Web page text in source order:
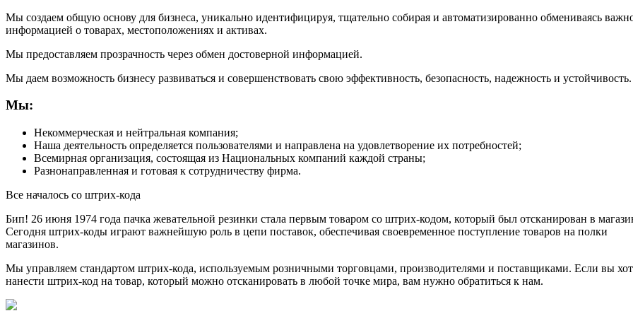
Мы создаем общую основу для бизнеса, уникально идентифицируя, тщательно собирая и автоматизированно обмениваясь
информацией о товарах, местоположениях и активах.
Мы предоставляем прозрачность через обмен достоверной информацией.
Мы даем возможность бизнесу развиваться и совершенствовать свою эффективность, безопасность, надежность и устойчивость.
Мы:
Некоммерческая и нейтральная компания;
Наша деятельность определяется пользователями и направлена на удовлетворение их потребностей;
Всемирная организация, состоящая из Национальных компаний каждой страны;
Разнонаправленная и готовая к сотрудничеству фирма.
Все началось со штрих-кода
Бип! 26 июня 1974 года пачка жевательной резинки стала первым товаром со штрих-кодом, который был отсканирован в
Сегодня штрих-коды играют важнейшую роль в цепи поставок, обеспечивая своевременное поступление товаров на полки
магазинов.
Мы управляем стандартом штрих-кода, используемым розничными торговцами, производителями и поставщиками. Если вы
нанести штрих-код на товар, который можно отсканировать в любой точке мира, вам нужно обратиться к нам.